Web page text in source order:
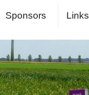
Sponsors Links